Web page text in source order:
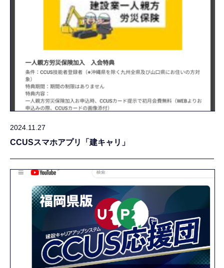
2024.11.27
CCUSスマホアプリ「建キャリ」